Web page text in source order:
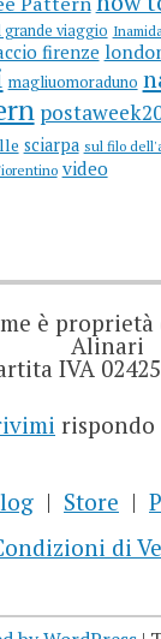
grande viaggio
firenze
magliuomoraduno
sciarpa sul filo
video
è
Alinari
IVA
rispondo
Store
di